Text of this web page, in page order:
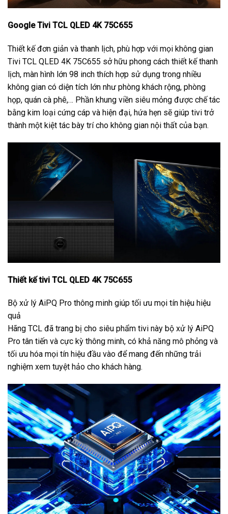
Google Tivi TCL QLED 4K 75C655
Thiết kế đơn giản và thanh lịch, phù hợp với mọi không gian
Tivi TCL QLED 4K 75C655 sở hữu phong cách thiết kế thanh
lịch, màn hình lớn 98 inch thích hợp sử dụng trong nhiều
không gian có diện tích lớn như phòng khách rộng, phòng
họp, quán cà phê,… Phần khung viền siêu mỏng được chế tác
bằng kim loại cứng cáp và hiện đại, hứa hẹn sẽ giúp tivi trở
thành một kiệt tác bày trí cho không gian nội thất của bạn.
Thiết kế tivi TCL QLED 4K 75C655
Bộ xử lý AiPQ Pro thông minh giúp tối ưu mọi tín hiệu hiệu
quả
Hãng TCL đã trang bị cho siêu phẩm tivi này bộ xử lý AiPQ
Pro tân tiến và cực kỳ thông minh, có khả năng mô phỏng và
tối ưu hóa mọi tín hiệu đầu vào để mang đến những trải
nghiệm xem tuyệt hảo cho khách hàng.